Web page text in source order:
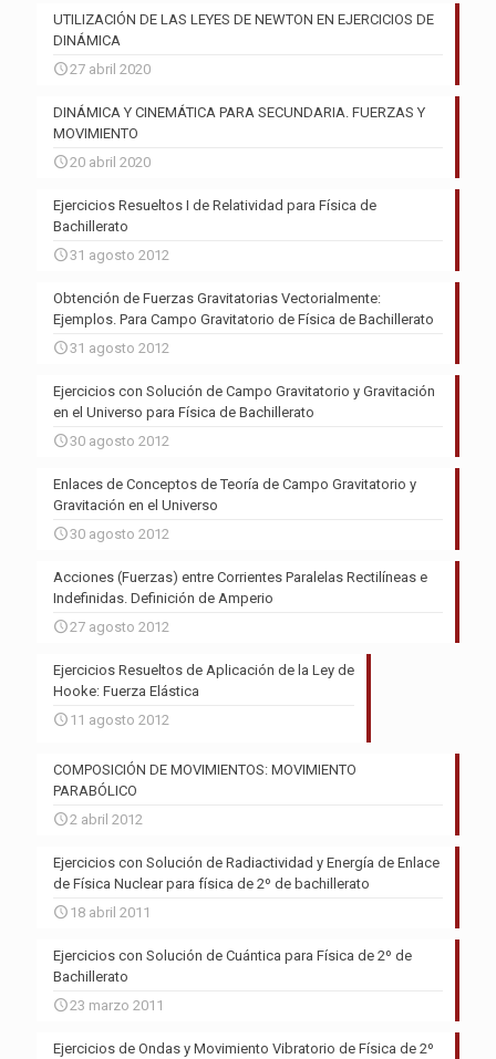
UTILIZACIÓN DE LAS LEYES DE NEWTON EN EJERCICIOS DE
DINÁMICA
27 abril 2020
DINÁMICA Y CINEMÁTICA PARA SECUNDARIA. FUERZAS Y
MOVIMIENTO
20 abril 2020
Ejercicios Resueltos I de Relatividad para Física de
Bachillerato
31 agosto 2012
Obtención de Fuerzas Gravitatorias Vectorialmente:
Ejemplos. Para Campo Gravitatorio de Física de Bachillerato
31 agosto 2012
Ejercicios con Solución de Campo Gravitatorio y Gravitación
en el Universo para Física de Bachillerato
30 agosto 2012
Enlaces de Conceptos de Teoría de Campo Gravitatorio y
Gravitación en el Universo
30 agosto 2012
Acciones (Fuerzas) entre Corrientes Paralelas Rectilíneas e
Indefinidas. Definición de Amperio
27 agosto 2012
Ejercicios Resueltos de Aplicación de la Ley de
Hooke: Fuerza Elástica
11 agosto 2012
COMPOSICIÓN DE MOVIMIENTOS: MOVIMIENTO
PARABÓLICO
2 abril 2012
Ejercicios con Solución de Radiactividad y Energía de Enlace
de Física Nuclear para física de 2º de bachillerato
18 abril 2011
Ejercicios con Solución de Cuántica para Física de 2º de
Bachillerato
23 marzo 2011
Ejercicios de Ondas y Movimiento Vibratorio de Física de 2º